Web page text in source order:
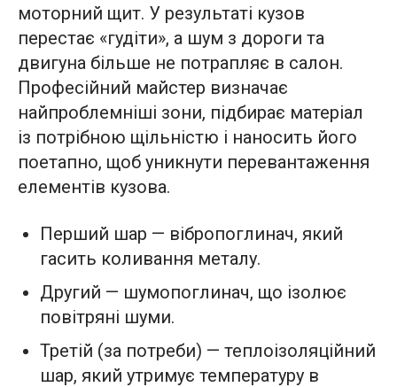
моторний щит. У результаті кузов
перестає «гудіти», а шум з дороги та
двигуна більше не потрапляє в салон.
Професійний майстер визначає
найпроблемніші зони, підбирає матеріал
із потрібною щільністю і наносить його
поетапно, щоб уникнути перевантаження
елементів кузова.
Перший шар — вібропоглинач, який
гасить коливання металу.
Другий — шумопоглинач, що ізолює
повітряні шуми.
Третій (за потреби) — теплоізоляційний
шар, який утримує температуру в